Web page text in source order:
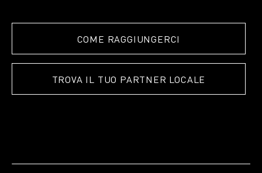
COME RAGGIUNGERCI
TROVA IL TUO PARTNER LOCALE